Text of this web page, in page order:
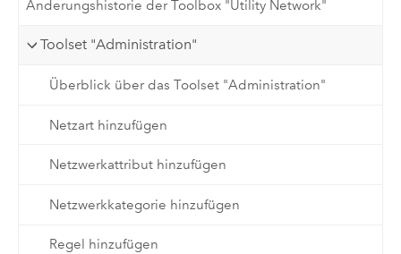
Änderungshistorie der Toolbox "Utility Network"
Toolset "Administration"
Überblick über das Toolset "Administration"
Netzart hinzufügen
Netzwerkattribut hinzufügen
Netzwerkkategorie hinzufügen
Regel hinzufügen